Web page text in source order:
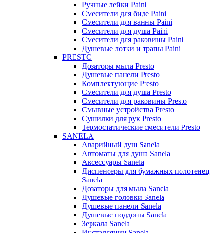
Ручные лейки Paini
Смесители для биде Paini
Смесители для ванны Paini
Смесители для душа Paini
Смесители для раковины Paini
Душевые лотки и трапы Paini
PRESTO
Дозаторы мыла Presto
Душевые панели Presto
Комплектующие Presto
Смесители для душа Presto
Смесители для раковины Presto
Смывные устройства Presto
Сушилки для рук Presto
Термостатические смесители Presto
SANELA
Аварийный душ Sanela
Автоматы для душа Sanela
Аксессуары Sanela
Диспенсеры для бумажных полотенец
Sanela
Дозаторы для мыла Sanela
Душевые головки Sanela
Душевые панели Sanela
Душевые поддоны Sanela
Зеркала Sanela